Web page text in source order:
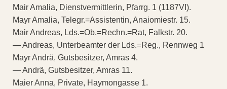
Mair Amalia, Dienstvermittlerin, Pfarrg. 1 (1187VI).
Mayr Amalia, Telegr.=Assistentin, Anaiomiestr. 15.
Mair Andreas, Lds.=Ob.=Rechn.=Rat, Falkstr. 20.
— Andreas, Unterbeamter der Lds.=Reg., Rennweg 1
Mayr Andrä, Gutsbesitzer, Amras 4.
— Andrä, Gutsbesitzer, Amras 11.
Maier Anna, Private, Haymongasse 1.